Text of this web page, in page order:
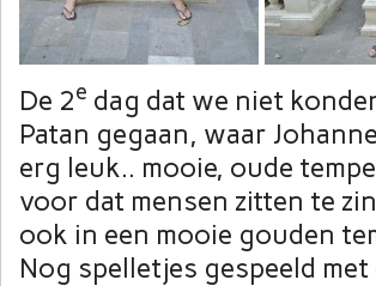
De 2e dag dat we niet
Patan gegaan, waar
erg leuk.. mooie, oude
voor dat mensen zitten te
ook in een mooie gouden
Nog spelletjes gespeeld